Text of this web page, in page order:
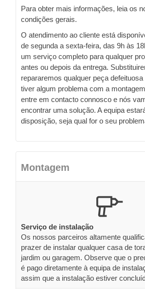
Para obter mais informações, leia os
condições gerais.
O atendimento ao cliente está
de segunda a sexta-feira, das 9h às
um serviço completo para qualquer
antes ou depois da entrega.
repararemos qualquer peça
tiver algum problema com a
entre em contacto connosco e nós
encontrar uma solução. A equipa
disposição, seja qual for o seu
Montagem
Serviço de instalação
Os nossos parceiros altamente
prazer de instalar qualquer casa de
jardim ou garagem. Observe que o
é pago diretamente à equipa de
assim que a instalação estiver